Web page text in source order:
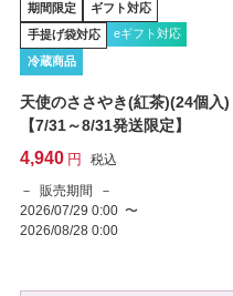
期間限定 ギフト対応
手提げ袋対応 eギフト対応
冷蔵商品
天使のささやき(紅茶)(24個入)
【7/31～8/31発送限定】
4,940
税込
販売期間
2026/07/29 0:00 〜
2026/08/28 0:00